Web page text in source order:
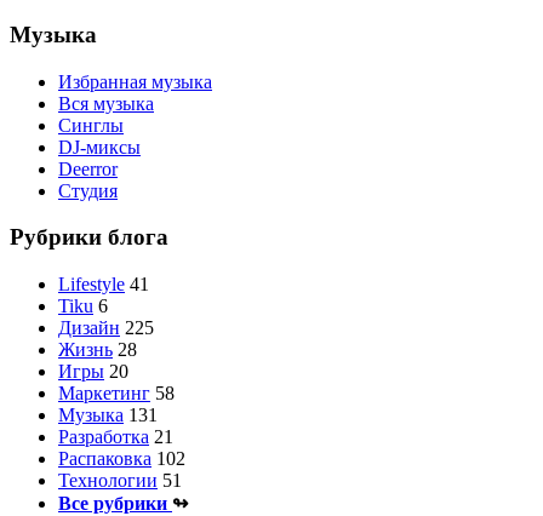
Музыка
Избранная музыка
Вся музыка
Синглы
DJ-миксы
Deerror
Студия
Рубрики блога
Lifestyle 41
Tiku 6
Дизайн 225
Жизнь 28
Игры 20
Маркетинг 58
Музыка 131
Разработка 21
Распаковка 102
Технологии 51
Все рубрики ↬